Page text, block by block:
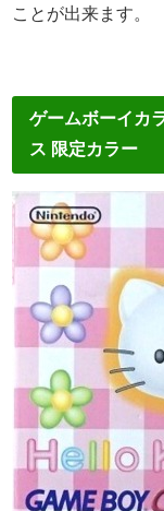
ことが出来ます。
ゲームボーイカ
ス 限定カラー